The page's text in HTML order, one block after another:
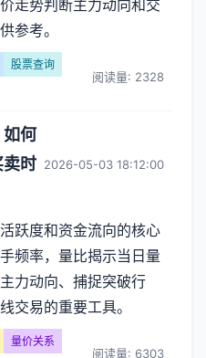
走势判断主力动向和交
参考。
股票查询
阅读量: 2328
何
时 2026-05-03 18:12:00
跃度和资金流向的核心
频率，量比揭示当日量
力动向、捕捉突破行
交易的重要工具。
量价关系
阅读量: 6303